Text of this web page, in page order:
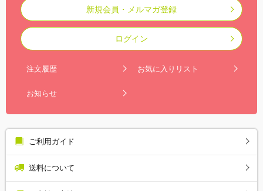
新規会員・メルマガ登録
ログイン
注文履歴 お気に入りリスト
お知らせ
ご利用ガイド
送料について